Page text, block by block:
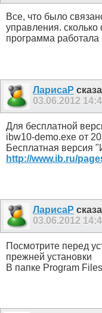
Все, что было
управления.
программа
ЛарисаР
03.06.2012
Для бесплатной
ibw10-demo.exe от
Бесплатная версия
http://www.ib.ru/
ЛарисаР
03.06.2012
Посмотрите перед
прежней установки
В папке Program Files